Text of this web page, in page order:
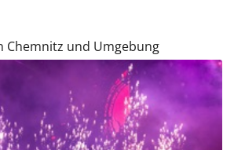
Chemnitz und Umgebung